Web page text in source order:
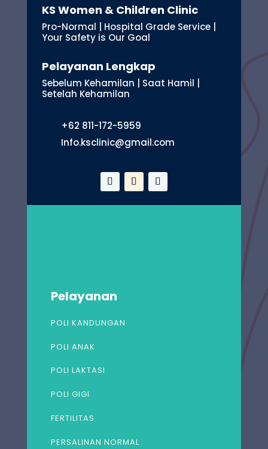
KS Women & Children Clinic
Pro-Normal | Hospital Grade Service |
Your Safety is Our Goal
Pelayanan Lengkap
Sebelum Kehamilan | Saat Hamil |
Setelah Kehamilan
+62 811-172-5959
Info.ksclinic@gmail.com
Pelayanan
POLI KANDUNGAN
POLI ANAK
POLI LAKTASI
POLI GIGI
FERTILITAS
PERSALINAN NORMAL